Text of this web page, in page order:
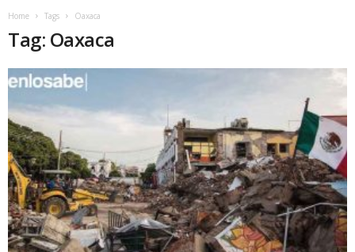
Home Tags Oaxaca
Tag: Oaxaca